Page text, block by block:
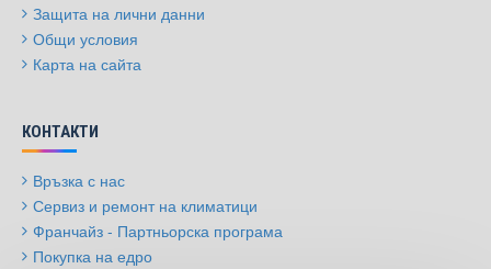
Защита на лични данни
Общи условия
Карта на сайта
КОНТАКТИ
Връзка с нас
Сервиз и ремонт на климатици
Франчайз - Партньорска програма
Покупка на едро